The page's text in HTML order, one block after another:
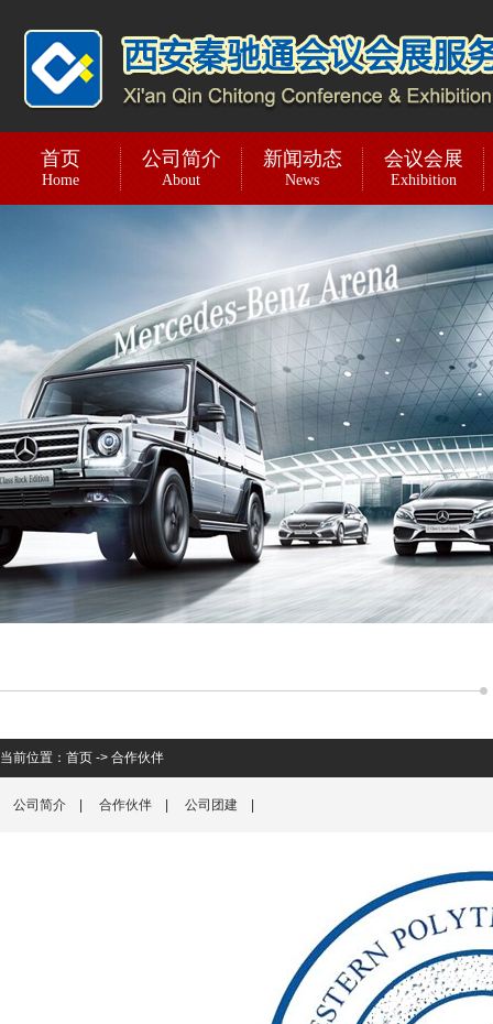
首页
Home
公司简介
About
新闻动态
News
会议会展
Exhibition
当前位置： 首页 -> 合作伙伴
公司简介 合作伙伴 公司团建